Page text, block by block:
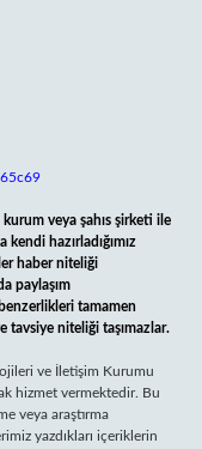
veya şahıs şirketi ile
hazırladığımız
haber niteliği
paylaşım
tamamen
tavsiye niteliği taşımazlar.
ve İletişim Kurumu
hizmet vermektedir. Bu
veya araştırma
yazdıkları içeriklerin